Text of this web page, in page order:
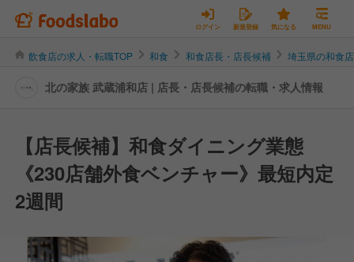
ログイン 新規登録 気になる MENU
飲食店の求人・転職TOP 和食 和食店長・店長候補 埼玉県の和食
北の家族 武蔵浦和店 | 店長・店長候補の転職・求人情報
【店長候補】和食ダイニング業態
《230店舗外食ベンチャー》最短内定
2週間